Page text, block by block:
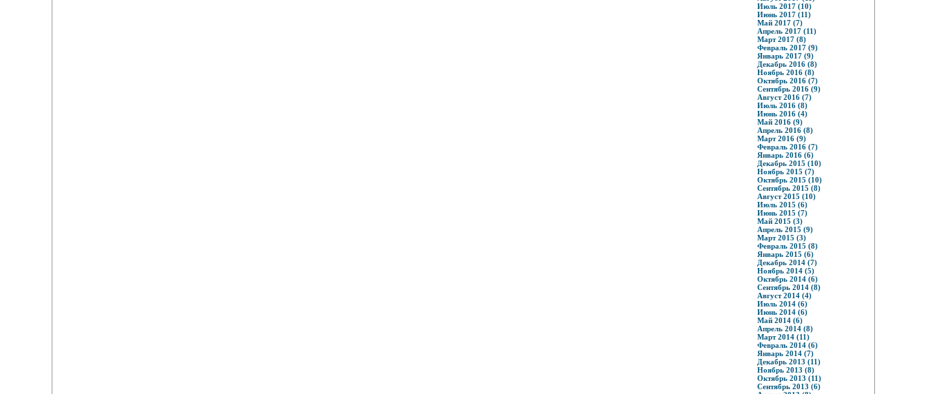
Июль 2017 (10)
Июнь 2017 (11)
Май 2017 (7)
Апрель 2017 (11)
Март 2017 (8)
Февраль 2017 (9)
Январь 2017 (9)
Декабрь 2016 (8)
Ноябрь 2016 (8)
Октябрь 2016 (7)
Сентябрь 2016 (9)
Август 2016 (7)
Июль 2016 (8)
Июнь 2016 (4)
Май 2016 (9)
Апрель 2016 (8)
Март 2016 (9)
Февраль 2016 (7)
Январь 2016 (6)
Декабрь 2015 (10)
Ноябрь 2015 (7)
Октябрь 2015 (10)
Сентябрь 2015 (8)
Август 2015 (10)
Июль 2015 (6)
Июнь 2015 (7)
Май 2015 (3)
Апрель 2015 (9)
Март 2015 (3)
Февраль 2015 (8)
Январь 2015 (6)
Декабрь 2014 (7)
Ноябрь 2014 (5)
Октябрь 2014 (6)
Сентябрь 2014 (8)
Август 2014 (4)
Июль 2014 (6)
Июнь 2014 (6)
Май 2014 (6)
Апрель 2014 (8)
Март 2014 (11)
Февраль 2014 (6)
Январь 2014 (7)
Декабрь 2013 (11)
Ноябрь 2013 (8)
Октябрь 2013 (11)
Сентябрь 2013 (6)